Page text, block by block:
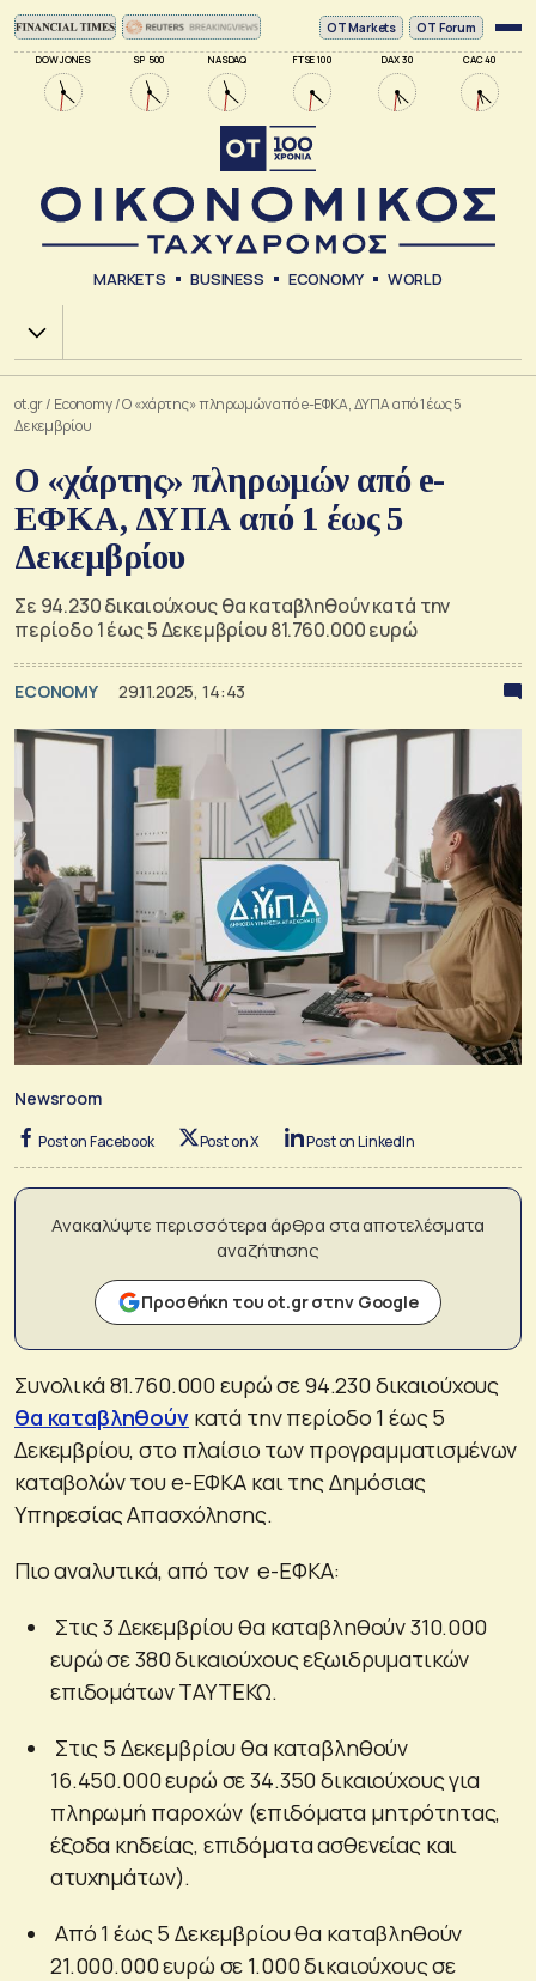
DOW JONES SP 500 NASDAQ FTSE 100 DAX 30 CAC 40
ΟΤ Markets OT Forum
MARKETS BUSINESS ECONOMY WORLD
Χ.Α.
ot.gr/ Economy/Ο «χάρτης» πληρωμών από e-ΕΦΚΑ, ΔΥΠΑ από 1 έως 5
Δεκεμβρίου
Ο «χάρτης» πληρωμών από e-
ΕΦΚΑ, ΔΥΠΑ από 1 έως 5
Δεκεμβρίου
Σε 94.230 δικαιούχους θα καταβληθούν κατά την
περίοδο 1 έως 5 Δεκεμβρίου 81.760.000 ευρώ
ECONOMY 29.11.2025, 14:43
Newsroom
Post on Facebook Post on X Post on LinkedIn
Ανακαλύψτε περισσότερα άρθρα στα αποτελέσματα
αναζήτησης
Προσθήκη του ot.gr στην Google
Συνολικά 81.760.000 ευρώ σε 94.230 δικαιούχους
θα καταβληθούνκατά την περίοδο 1 έως 5
Δεκεμβρίου, στο πλαίσιο των προγραμματισμένων
καταβολών του e-ΕΦΚΑ και της Δημόσιας
Υπηρεσίας Απασχόλησης.
Πιο αναλυτικά, από τον e-ΕΦΚΑ:
Στις 3 Δεκεμβρίου θα καταβληθούν 310.000
ευρώ σε 380 δικαιούχους εξωιδρυματικών
επιδομάτων ΤΑΥΤΕΚΩ.
Στις 5 Δεκεμβρίου θα καταβληθούν
16.450.000 ευρώ σε 34.350 δικαιούχους για
πληρωμή παροχών (επιδόματα μητρότητας,
έξοδα κηδείας, επιδόματα ασθενείας και
ατυχημάτων).
Από 1 έως 5 Δεκεμβρίου θα καταβληθούν
21.000.000 ευρώ σε 1.000 δικαιούχους σε